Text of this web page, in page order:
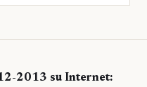
2013 su Internet: